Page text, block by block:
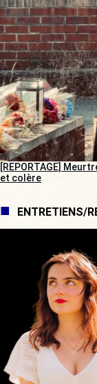
[REPORTAGE]
et colère
ENTRETIENS/